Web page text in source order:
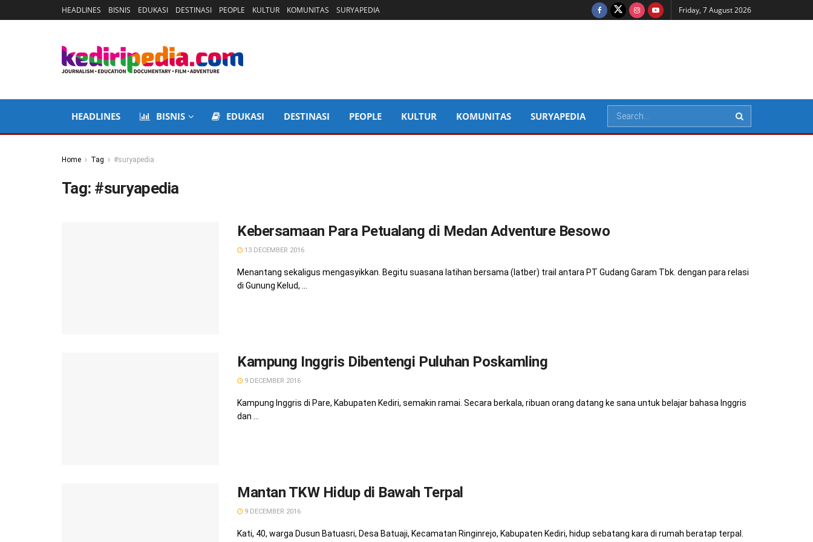
HEADLINES BISNIS EDUKASI DESTINASI PEOPLE KULTUR KOMUNITAS SURYAPEDIA Friday, 7 August 2026
HEADLINES BISNIS EDUKASI DESTINASI PEOPLE KULTUR KOMUNITAS SURYAPEDIA
Home Tag #suryapedia
Tag: #suryapedia
Kebersamaan Para Petualang di Medan Adventure Besowo
13 DECEMBER 2016
Menantang sekaligus mengasyikkan. Begitu suasana latihan bersama (latber) trail antara PT Gudang Garam Tbk. dengan para relasi
di Gunung Kelud, ...
Kampung Inggris Dibentengi Puluhan Poskamling
9 DECEMBER 2016
Kampung Inggris di Pare, Kabupaten Kediri, semakin ramai. Secara berkala, ribuan orang datang ke sana untuk belajar bahasa Inggris
dan ...
Mantan TKW Hidup di Bawah Terpal
9 DECEMBER 2016
Kati, 40, warga Dusun Batuasri, Desa Batuaji, Kecamatan Ringinrejo, Kabupaten Kediri, hidup sebatang kara di rumah beratap terpal.